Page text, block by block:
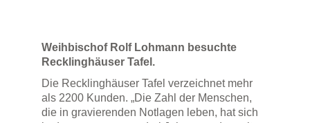
Weihbischof Rolf Lohmann besuchte
Recklinghäuser Tafel.
Die Recklinghäuser Tafel verzeichnet mehr
als 2200 Kunden. „Die Zahl der Menschen,
die in gravierenden Notlagen leben, hat sich